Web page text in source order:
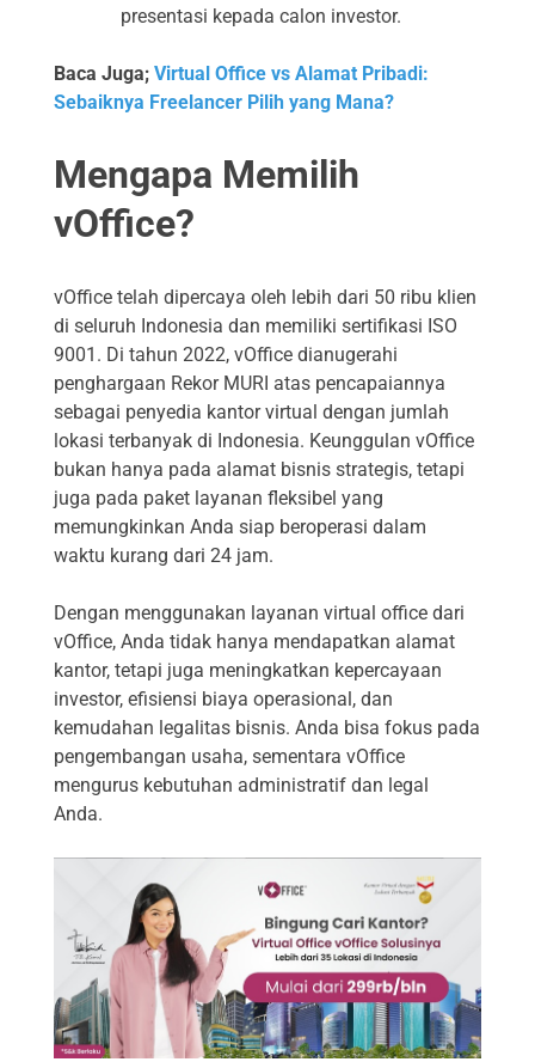
presentasi kepada calon investor.
Baca Juga; Virtual Office vs Alamat Pribadi:
Sebaiknya Freelancer Pilih yang Mana?
Mengapa Memilih
vOffice?
vOffice telah dipercaya oleh lebih dari 50 ribu klien
di seluruh Indonesia dan memiliki sertifikasi ISO
9001. Di tahun 2022, vOffice dianugerahi
penghargaan Rekor MURI atas pencapaiannya
sebagai penyedia kantor virtual dengan jumlah
lokasi terbanyak di Indonesia. Keunggulan vOffice
bukan hanya pada alamat bisnis strategis, tetapi
juga pada paket layanan fleksibel yang
memungkinkan Anda siap beroperasi dalam
waktu kurang dari 24 jam.
Dengan menggunakan layanan virtual office dari
vOffice, Anda tidak hanya mendapatkan alamat
kantor, tetapi juga meningkatkan kepercayaan
investor, efisiensi biaya operasional, dan
kemudahan legalitas bisnis. Anda bisa fokus pada
pengembangan usaha, sementara vOffice
mengurus kebutuhan administratif dan legal
Anda.